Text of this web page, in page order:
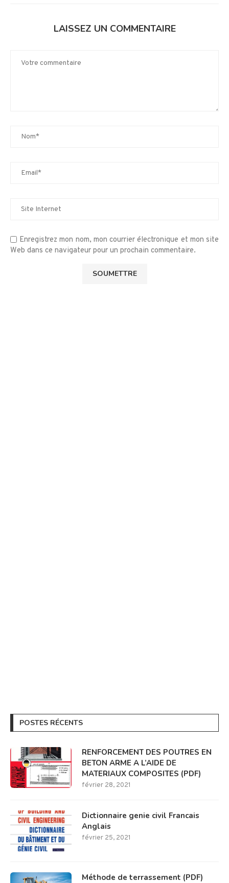
LAISSEZ UN COMMENTAIRE
Enregistrez mon nom, mon courrier électronique et mon site
Web dans ce navigateur pour un prochain commentaire.
POSTES RÉCENTS
RENFORCEMENT DES POUTRES EN
BETON ARME A L’AIDE DE
MATERIAUX COMPOSITES (PDF)
février 28, 2021
Dictionnaire genie civil Francais
Anglais
février 25, 2021
Méthode de terrassement (PDF)